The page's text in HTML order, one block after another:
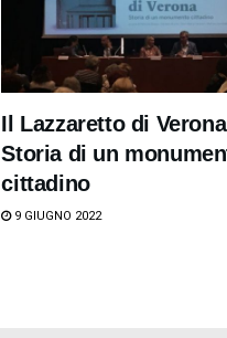
Il Lazzaretto di
Storia di un
cittadino
9 GIUGNO 2022